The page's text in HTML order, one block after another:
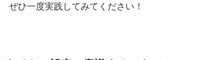
ぜひ一度実践してみてください！